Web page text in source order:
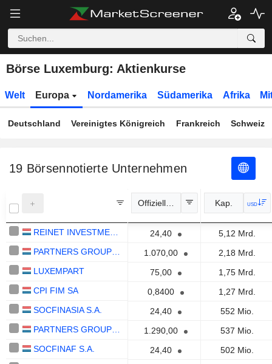
Börse Luxemburg: Aktienkurse
Welt Europa Nordamerika Südamerika Afrika
Deutschland Vereinigtes Königreich Frankreich Schweiz
19 Börsennotierte Unternehmen
Offizieller Kurs Kap. USD
24,40
5,12 Mrd.
1.070,00
2,18 Mrd.
LUXEMPART
75,00
1,75 Mrd.
CPI FIM SA
0,8400
1,27 Mrd.
SOCFINASIA S.A.
24,40
552 Mio.
1.290,00
537 Mio.
SOCFINAF S.A.
24,40
502 Mio.